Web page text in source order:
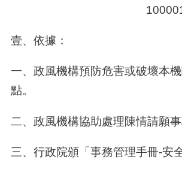
壹、依據：
一、政風機構預防危害或破壞本
點。
二、政風機構協助處理陳情請願事
三、行政院頒「事務管理手冊-安